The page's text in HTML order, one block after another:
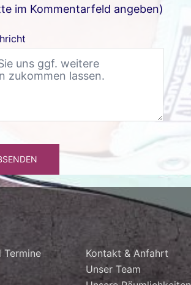
im Kommentarfeld angeben)
Termine
Kontakt & Anfahrt
Unser Team